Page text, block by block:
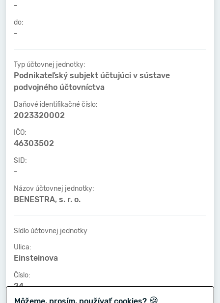
-
do:
-
Typ účtovnej jednotky:
Podnikateľský subjekt účtujúci v sústave
podvojného účtovníctva
Daňové identifikačné číslo:
2023320002
IČO:
46303502
SID:
-
Názov účtovnej jednotky:
BENESTRA, s. r. o.
Sídlo účtovnej jednotky
Ulica:
Einsteinova
Číslo:
24
🍪